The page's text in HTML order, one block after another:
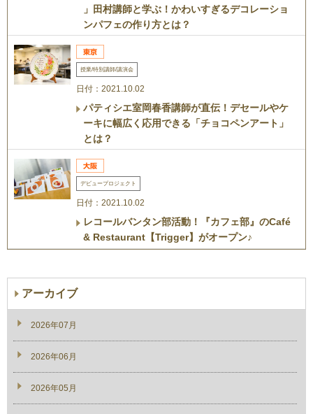
」田村講師と学ぶ！かわいすぎるデコレーショ
ンパフェの作り方とは？
授業/特別講師/講演会
日付：2021.10.02
パティシエ室岡春香講師が直伝！デセールやケ
ーキに幅広く応用できる「チョコペンアート」
とは？
デビュープロジェクト
日付：2021.10.02
レコールバンタン部活動！『カフェ部』のCafé
& Restaurant【Trigger】がオープン♪
アーカイブ
2026年07月
2026年06月
2026年05月